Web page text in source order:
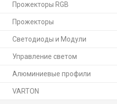
Прожекторы RGB
Прожекторы
Светодиоды и Модули
Управление светом
Алюминиевые профили
VARTON